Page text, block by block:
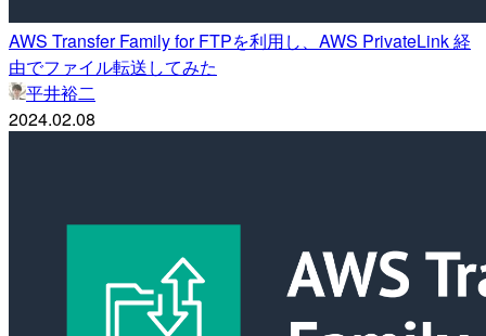
AWS Transfer Family for FTPを利用し、AWS PrivateLink 経
由でファイル転送してみた
平井裕二
2024.02.08